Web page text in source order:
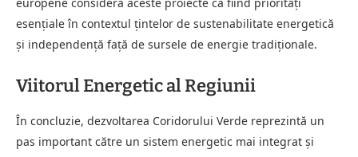
esențiale în contextul țintelor de sustenabilitate energetică
și independență față de sursele de energie tradiționale.
Viitorul Energetic al Regiunii
În concluzie, dezvoltarea Coridorului Verde reprezintă un
pas important către un sistem energetic mai integrat și